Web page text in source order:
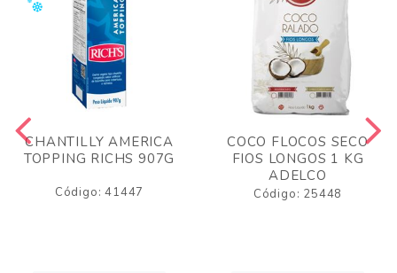
CHANTILLY AMERICA
TOPPING RICHS 907G
Código: 41447
COCO FLOCOS SECO
FIOS LONGOS 1 KG
ADELCO
Código: 25448